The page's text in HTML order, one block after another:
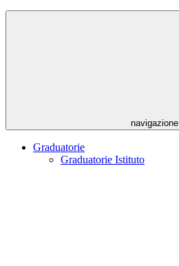
navigazione
Graduatorie
Graduatorie Istituto